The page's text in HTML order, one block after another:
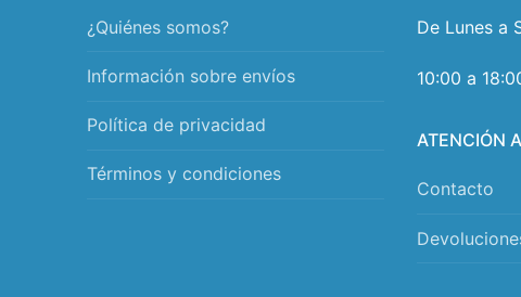
¿Quiénes somos?
Información sobre envíos
Política de privacidad
Términos y condiciones
De Lunes a
10:00 a
ATENCIÓN
Contacto